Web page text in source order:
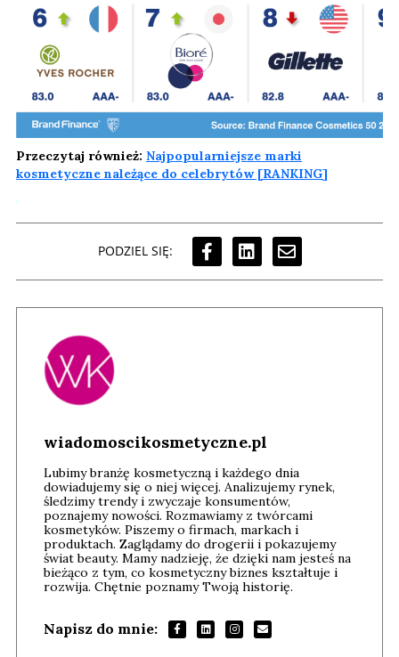
Przeczytaj również: Najpopularniejsze marki
kosmetyczne należące do celebrytów [RANKING]
PODZIEL SIĘ:
wiadomoscikosmetyczne.pl
Lubimy branżę kosmetyczną i każdego dnia
dowiadujemy się o niej więcej. Analizujemy rynek,
śledzimy trendy i zwyczaje konsumentów,
poznajemy nowości. Rozmawiamy z twórcami
kosmetyków. Piszemy o firmach, markach i
produktach. Zaglądamy do drogerii i pokazujemy
świat beauty. Mamy nadzieję, że dzięki nam jesteś na
bieżąco z tym, co kosmetyczny biznes kształtuje i
rozwija. Chętnie poznamy Twoją historię.
Napisz do mnie: